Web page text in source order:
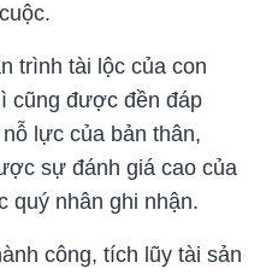
trình tài lộc của con
cũng được đền đáp
lực của bản thân,
sự đánh giá cao của
quý nhân ghi nhận.
công, tích lũy tài sản